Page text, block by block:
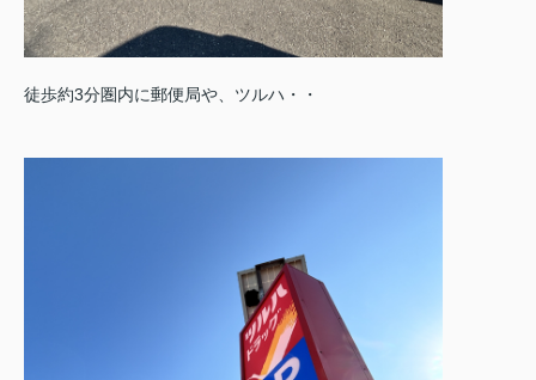
徒歩約3分圏内に郵便局や、ツルハ・・